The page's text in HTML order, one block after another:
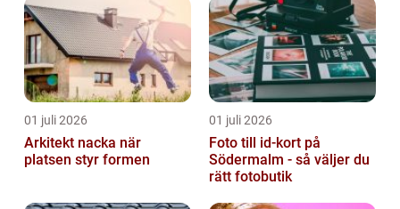
01 juli 2026
Arkitekt nacka när
platsen styr formen
01 juli 2026
Foto till id-kort på
Södermalm - så väljer du
rätt fotobutik